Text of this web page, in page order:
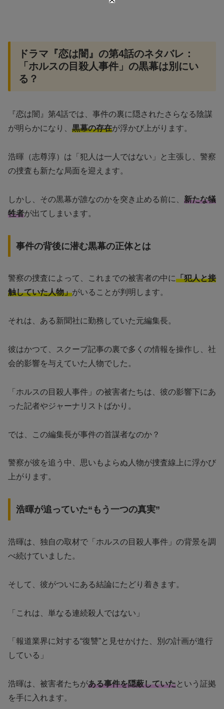
ドラマ『恋は闇』の第4話のネタバレ：
「ホルスの目殺人事件」の黒幕は別にい
る？
『恋は闇』第4話では、事件の裏に隠されたさらなる陰謀
が明らかになり、 黒幕の存在が浮かび上がります。
浩暉（志尊淳）は「犯人は一人ではない」と主張し、警察
の捜査も新たな局面を迎えます。
しかし、その黒幕が誰なのかを突き止める前に、 新たな犠
牲者が出てしまいます。
事件の背後に潜む黒幕の正体とは
警察の捜査によって、これまでの被害者の中に「犯人と接
触していた人物」がいることが判明します。
それは、ある新聞社に勤務していた元編集長。
彼はかつて、スクープ記事の裏で多くの情報を操作し、社
会的影響を与えていた人物でした。
「ホルスの目殺人事件」の被害者たちは、彼の影響下にあ
った記者やジャーナリストばかり。
では、この編集長が事件の首謀者なのか？
警察が彼を追う中、思いもよらぬ人物が捜査線上に浮かび
上がります。
浩暉が追っていた“もう一つの真実”
浩暉は、独自の取材で「ホルスの目殺人事件」の背景を調
べ続けていました。
そして、彼がついにある結論にたどり着きます。
「これは、単なる連続殺人ではない」
「報道業界に対する“復讐”と見せかけた、別の計画が進行
している」
浩暉は、被害者たちがある事件を隠蔽していたという証拠
を手に入れます。